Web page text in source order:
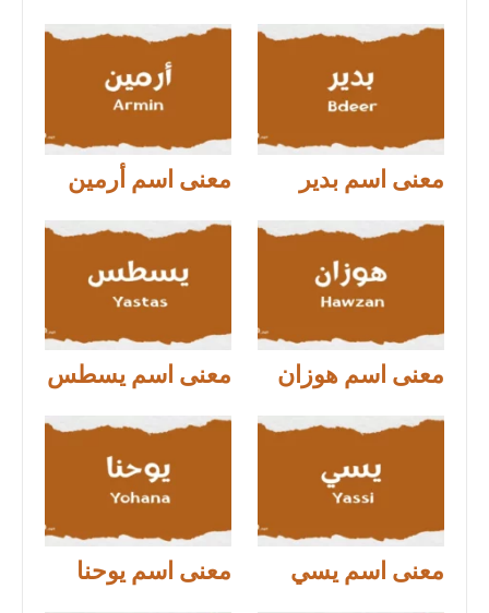
معنى اسم بدير معنى اسم أرمين
معنى اسم هوزان معنى اسم يسطس
معنى اسم يسي معنى اسم يوحنا